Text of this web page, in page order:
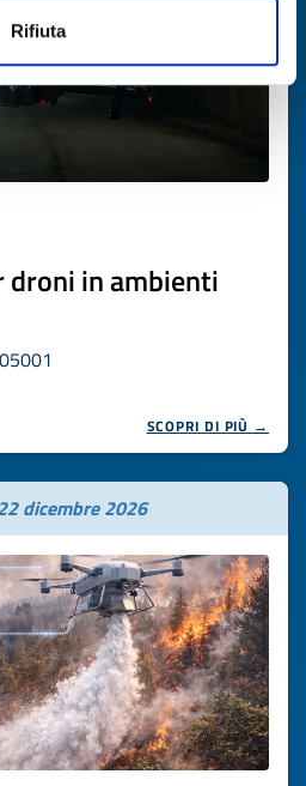
Rifiuta
droni in ambienti
SCOPRI DI PIÙ →
dicembre 2026